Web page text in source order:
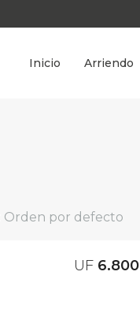
Inicio Arriendo
Orden por defecto
UF 6.800‎